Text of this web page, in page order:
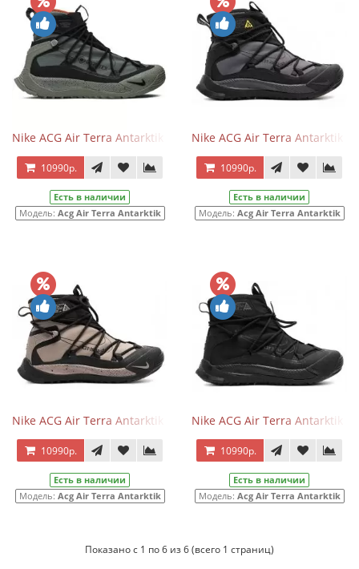
Nike ACG Air Terra Antarktik Gore-Tex Juniper Fog
10990р.
Есть в наличии
Модель: Acg Air Terra Antarktik
Nike ACG Air Terra Antarktik
10990р.
Есть в наличии
Модель: Acg Air Terra Antarktik
Nike ACG Air Terra Antarktik Gore-Tex Beige Black
10990р.
Есть в наличии
Модель: Acg Air Terra Antarktik
Nike ACG Air Terra Antarktik
10990р.
Есть в наличии
Модель: Acg Air Terra Antarktik
Показано с 1 по 6 из 6 (всего 1 страниц)